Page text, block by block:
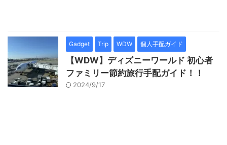
Gadget Trip WDW 個人手配ガイド
【WDW】ディズニーワールド 初心者
ファミリー節約旅行手配ガイド！！
2024/9/17